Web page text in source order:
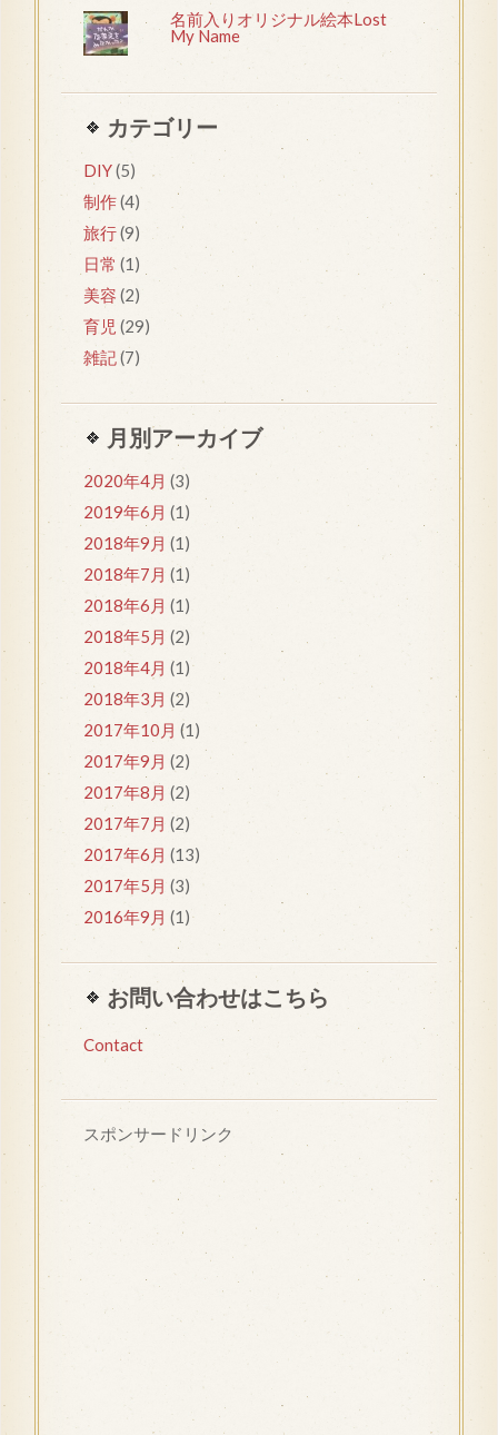
名前入りオリジナル絵本Lost
My Name
カテゴリー
DIY(5)
制作(4)
旅行(9)
日常 (1)
美容 (2)
育児 (29)
雑記(7)
月別アーカイブ
2020年4月 (3)
2019年6月 (1)
2018年9月 (1)
2018年7月 (1)
2018年6月 (1)
2018年5月 (2)
2018年4月 (1)
2018年3月 (2)
2017年10月 (1)
2017年9月 (2)
2017年8月 (2)
2017年7月 (2)
2017年6月 (13)
2017年5月 (3)
2016年9月 (1)
お問い合わせはこちら
Contact
スポンサードリンク